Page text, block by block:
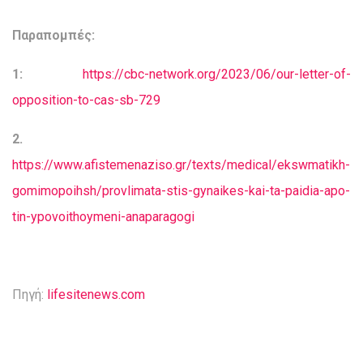
Παραπομπές:
1:
https://cbc-network.org/2023/06/our-letter-of-
opposition-to-cas-sb-729
2.
https://www.afistemenaziso.gr/texts/medical/ekswmatikh-
gomimopoihsh/provlimata-stis-gynaikes-kai-ta-paidia-apo-
tin-ypovoithoymeni-anaparagogi
Πηγή: lifesitenews.com